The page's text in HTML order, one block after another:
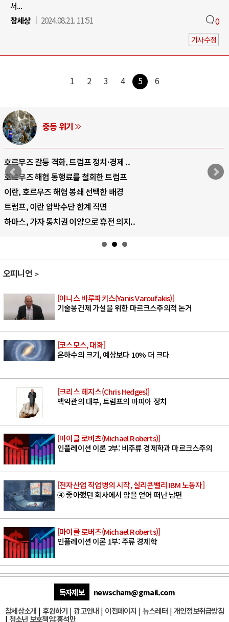
서...
참세상
2024.08.21. 11:51 0
기사수정
1 2 3 4 5 6
AI와 인간
중국 AI, 저가 공세로 글로벌 토큰 시..
AI 국부펀드 구상 놓고 미국 진보진영 ..
AI 데이터센터 반대 투쟁은 새로운 글로..
AI의 숨은 환경 비용: 데이터센터 확산..
AI는 어떻게 미국 민주주의를 잠식하고 ..
오피니언
[야니스 바루파키스(Yanis Varoufakis)]
기술봉건제 가설을 위한 마르크스주의적 논거
[코스모스, 대화]
은하수의 크기, 예상보다 10% 더 크다
[크리스 헤지스(Chris Hedges)]
백악관의 대부, 트럼프의 마피아 정치
[마이클 로버츠(Michael Roberts)]
인플레이션 이론 2부: 비주류 경제학과 마르크스주의
[전자산업 직업병의 시작, 실리콘밸리 IBM 노동자]
④ 좋아했던 회사에서 암을 얻어 떠난 남편
[마이클 로버츠(Michael Roberts)]
인플레이션 이론 1부: 주류 경제학
독자제보
newscham@gmail.com
참세상소개 | 후원하기 |광고안내 | 이전페이지 | 뉴스레터| 개인정보취급방침
| 청소년 보호책임:홍석만